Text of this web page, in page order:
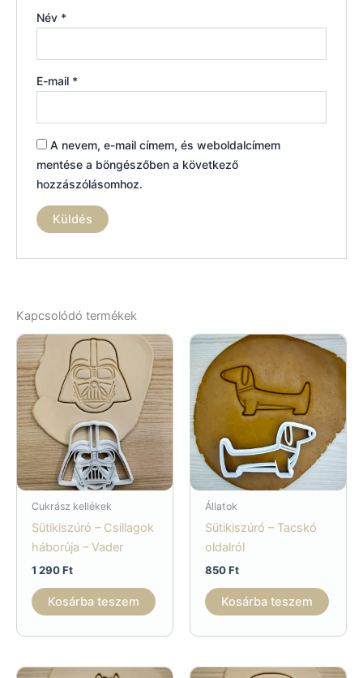
Név *
E-mail *
A nevem, e-mail címem, és weboldalcímem
mentése a böngészőben a következő
hozzászólásomhoz.
Kapcsolódó termékek
Cukrász kellékek
Sütikiszúró – Csillagok
háborúja – Vader
1 290Ft
Kosárba teszem
Állatok
Sütikiszúró – Tacskó
oldalról
850Ft
Kosárba teszem